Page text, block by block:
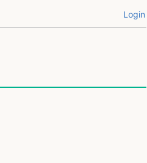
Login